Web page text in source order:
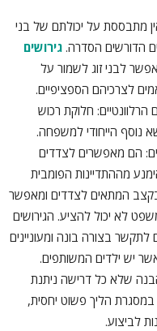
מתבססת על יכולתם של בני
הדורשים הסדרה. גירושים
לבני זוג לשמור על
לצרכיהם הספציפיים.
חלוקת רכוש
נוסף הייחודי למשפחה.
הם מאפשרים לצדדים
מההתדיינות הפומבית
המתאים לצדדים ומאפשר
לא יכול להציע. הגירושים
בצורה בונה ומעוניינים
יש ילדים המשותפים.
שלא כל דרישה ניתנת
הליך פשוט יחסית,
לביצוע.